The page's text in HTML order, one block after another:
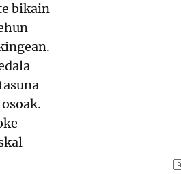
bikain